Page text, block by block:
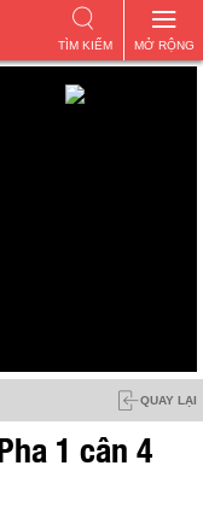
MỞ RỘNG
TÌM KIẾM
QUAY LẠI
1 cân 4